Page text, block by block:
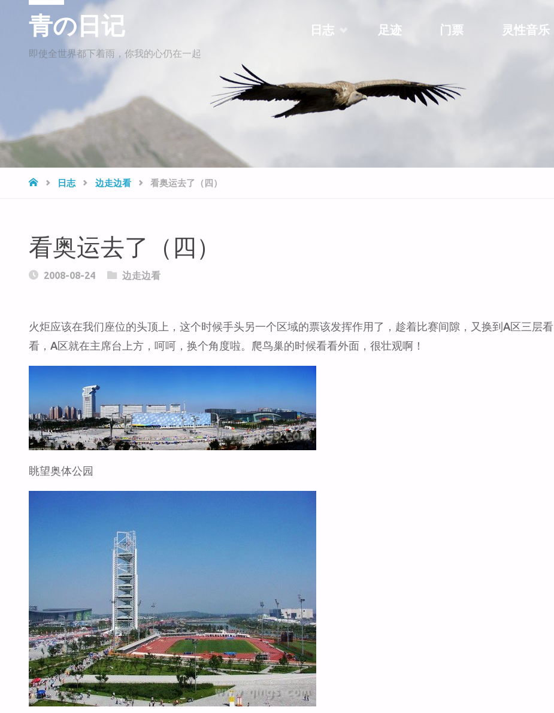
青の日记
即使全世界都下着雨，你我的心仍在一起
content
日志 足迹 门票 灵性音乐
HOME日志 边走边看 看奥运去了（四）
看奥运去了（四）
2008-08-24 边走边看
火炬应该在我们座位的头顶上，这个时候手头另一个区域的票该发挥作用了，趁着比赛间隙，又换到A区三层看
看，A区就在主席台上方，呵呵，换个角度啦。 爬鸟巢的时候看看外面，很壮观啊！
眺望奥体公园